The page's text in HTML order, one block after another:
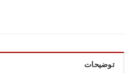
توضیحات